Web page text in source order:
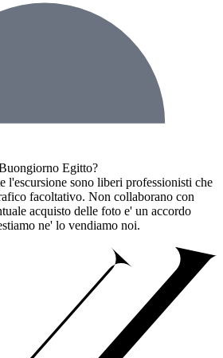
Egitto?
l'escursione sono liberi professionisti che
facoltativo. Non collaborano con
acquisto delle foto e' un accordo
ne' lo vendiamo noi.